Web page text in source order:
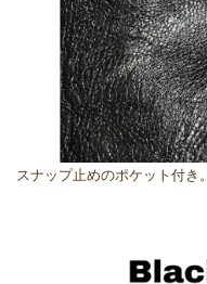
スナップ止めのポケット付き。